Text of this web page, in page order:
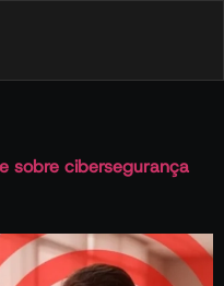
sobre cibersegurança